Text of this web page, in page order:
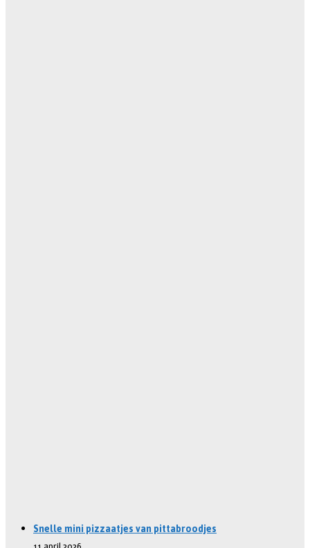
Snelle mini pizzaatjes van pittabroodjes